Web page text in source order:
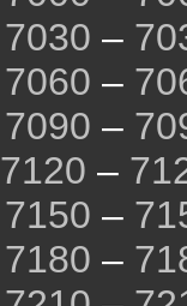
7030 –
7060 –
7090 –
7120 –
7150 –
7180 –